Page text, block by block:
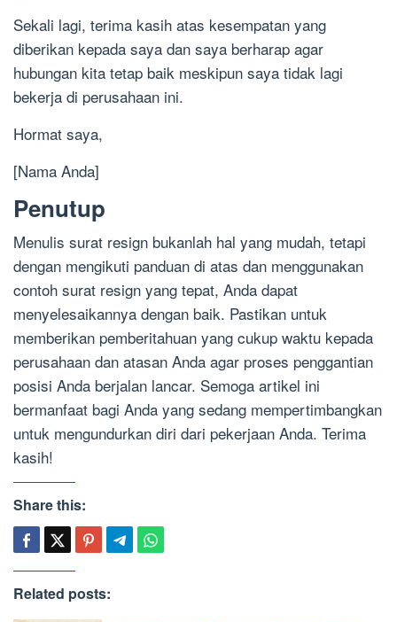
Sekali lagi, terima kasih atas kesempatan yang
diberikan kepada saya dan saya berharap agar
hubungan kita tetap baik meskipun saya tidak lagi
bekerja di perusahaan ini.
Hormat saya,
[Nama Anda]
Penutup
Menulis surat resign bukanlah hal yang mudah, tetapi
dengan mengikuti panduan di atas dan menggunakan
contoh surat resign yang tepat, Anda dapat
menyelesaikannya dengan baik. Pastikan untuk
memberikan pemberitahuan yang cukup waktu kepada
perusahaan dan atasan Anda agar proses penggantian
posisi Anda berjalan lancar. Semoga artikel ini
bermanfaat bagi Anda yang sedang mempertimbangkan
untuk mengundurkan diri dari pekerjaan Anda. Terima
kasih!
Share this:
Related posts: